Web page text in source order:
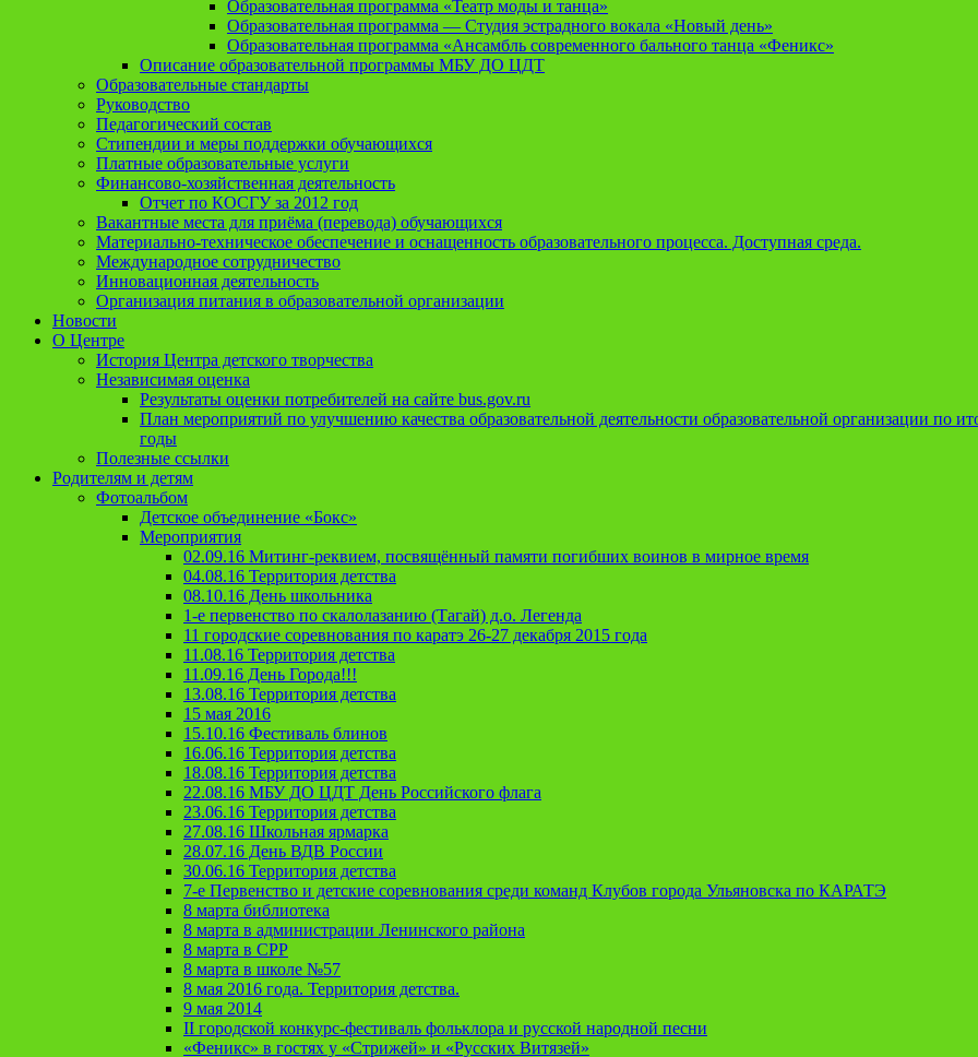
Образовательная программа «Театр моды и танца»
Образовательная программа — Студия эстрадного вокала «Новый день»
Образовательная программа «Ансамбль современного бального танца «Феникс»
Описание образовательной программы МБУ ДО ЦДТ
Образовательные стандарты
Руководство
Педагогический состав
Стипендии и меры поддержки обучающихся
Платные образовательные услуги
Финансово-хозяйственная деятельность
Отчет по КОСГУ за 2012 год
Вакантные места для приёма (перевода) обучающихся
Материально-техническое обеспечение и оснащенность образовательного процесса. Доступная среда.
Международное сотрудничество
Инновационная деятельность
Организация питания в образовательной организации
Новости
О Центре
История Центра детского творчества
Независимая оценка
Результаты оценки потребителей на сайте bus.gov.ru
План мероприятий по улучшению качества образовательной деятельности образовательной организации по
годы
Полезные ссылки
Родителям и детям
Фотоальбом
Детское объединение «Бокс»
Мероприятия
02.09.16 Митинг-реквием, посвящённый памяти погибших воинов в мирное время
04.08.16 Территория детства
08.10.16 День школьника
1-е первенство по скалолазанию (Тагай) д.о. Легенда
11 городские соревнования по каратэ 26-27 декабря 2015 года
11.08.16 Территория детства
11.09.16 День Города!!!
13.08.16 Территория детства
15 мая 2016
15.10.16 Фестиваль блинов
16.06.16 Территория детства
18.08.16 Территория детства
22.08.16 МБУ ДО ЦДТ День Российского флага
23.06.16 Территория детства
27.08.16 Школьная ярмарка
28.07.16 День ВДВ России
30.06.16 Территория детства
7-е Первенство и детские соревнования среди команд Клубов города Ульяновска по КАРАТЭ
8 марта библиотека
8 марта в администрации Ленинского района
8 марта в СРР
8 марта в школе №57
8 мая 2016 года. Территория детства.
9 мая 2014
II городской конкурс-фестиваль фольклора и русской народной песни
«Феникс» в гостях у «Стрижей» и «Русских Витязей»